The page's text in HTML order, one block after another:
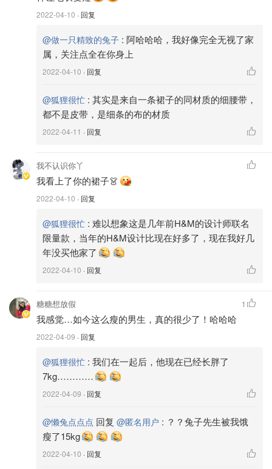
2022-04-10 · 回复
@做一只精致的兔子 : 阿哈哈哈，我好像完全无视了家
属，关注点全在你身上
2022-04-10 · 回复
@狐狸很忙 : 其实是来自一条裙子的同材质的细腰带，
都不是皮带，是细条的布的材质
2022-04-11 · 回复
我不认识你丫
我看上了你的裙子👗
2022-04-10 · 回复
@狐狸很忙 : 难以想象这是几年前H&M的设计师联名
限量款，当年的H&M设计比现在好多了，现在我好几
年没买他家了
2022-04-10 · 回复
糖糖想放假
我感觉…如今这么瘦的男生，真的很少了！哈哈哈
2022-04-09 · 回复
1
@狐狸很忙 : 我们在一起后，他现在已经长胖了
7kg…………
2022-04-09 · 回复
@懒兔点点点 回复 @匿名用户 : ？？兔子先生被我饿
瘦了15kg
2022-04-10 · 回复